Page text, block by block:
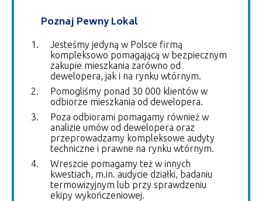
Poznaj Pewny Lokal
Jesteśmy jedyną w Polsce firmą
kompleksowo pomagającą w bezpiecznym
zakupie mieszkania zarówno od
dewelopera, jak i na rynku wtórnym.
Pomogliśmy ponad 30 000 klientów w
odbiorze mieszkania od dewelopera.
Poza odbiorami pomagamy również w
analizie umów od dewelopera oraz
przeprowadzamy kompleksowe audyty
techniczne i prawne na rynku wtórnym.
Wreszcie pomagamy też w innych
kwestiach, m.in. audycie działki, badaniu
termowizyjnym lub przy sprawdzeniu
ekipy wykończeniowej.